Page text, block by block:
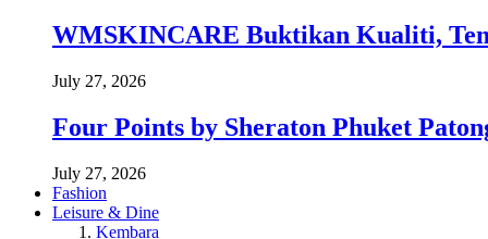
WMSKINCARE Buktikan Kualiti,
July 27, 2026
Four Points by Sheraton Phuket
July 27, 2026
Fashion
Leisure & Dine
Kembara